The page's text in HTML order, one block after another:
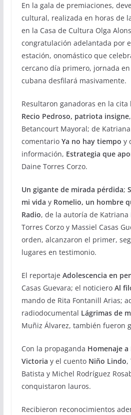
En la gala de premiaciones,
cultural, realizada en horas de
en la Casa de Cultura Olga
congratulación adelantada por
estación, onomástico que
cercano día primero, jornada
cubana desfilará masivamente.
Resultaron ganadoras en la cita
Recio Pedroso, patriota insigne
Betancourt Mayoral; de
comentario Ya no hay tiempo y
información, Estrategia que
Daine Torres Corzo.
Un gigante de mirada pérdida;
mi vida y Romelio, un hombre
Radio, de la autoría de Katriana
Torres Corzo y Massiel Casas
orden, alcanzaron el primer,
lugares en testimonio.
El reportaje Adolescencia en
Casas Guevara; el noticiero Al
mando de Rita Fontanill Arias;
radiodocumental Lágrimas de
Muñiz Álvarez, también fueron
Con la propaganda Homenaje a
Victoria y el cuento Niño Lindo,
Batista y Michel Rodríguez
conquistaron lauros.
Recibieron reconocimientos